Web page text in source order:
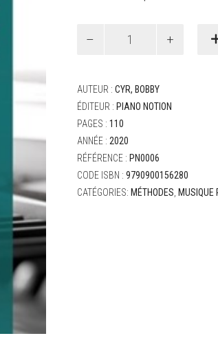
-
Méthode
Piano
Notion
:
gammes,
accords
AUTEUR : CYR, BOBBY
ÉDITEUR : PIANO NOTION
PAGES : 110
ANNÉE : 2020
RÉFÉRENCE : PN0006
CODE ISBN : 9790900156280
CATÉGORIES: MÉTHODES MUSIQUE